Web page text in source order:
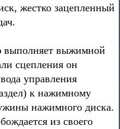
жестко зацепленный
выжимной
сцепления он
управления
к нажимному
нажимного диска.
из своего